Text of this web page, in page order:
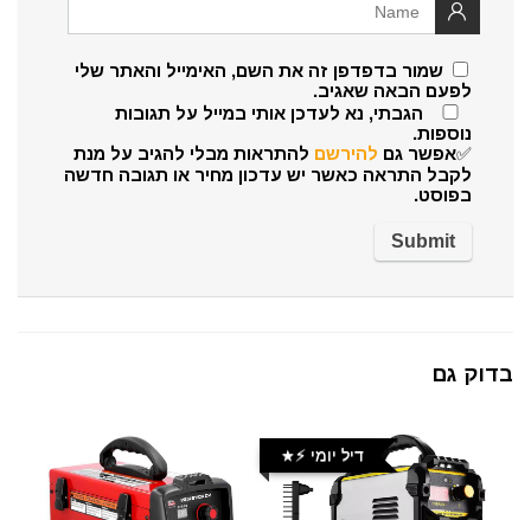
שמור בדפדפן זה את השם, האימייל והאתר שלי
לפעם הבאה שאגיב.
הגבתי, נא לעדכן אותי במייל על תגובות
נוספות.
✅אפשר גם להירשם להתראות מבלי להגיב על מנת
לקבל התראה כאשר יש עדכון מחיר או תגובה חדשה
בפוסט.
בדוק גם
דיל יומי ⚡️